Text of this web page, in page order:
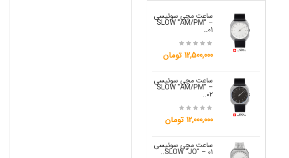
ساعت مچی سوئیسی
SLOW "AM/PM" –
01..
12,500,000 تومان
ساعت مچی سوئیسی
SLOW "AM/PM" –
02..
12,000,000 تومان
ساعت مچی سوئیسی
SLOW "JO" – 01..